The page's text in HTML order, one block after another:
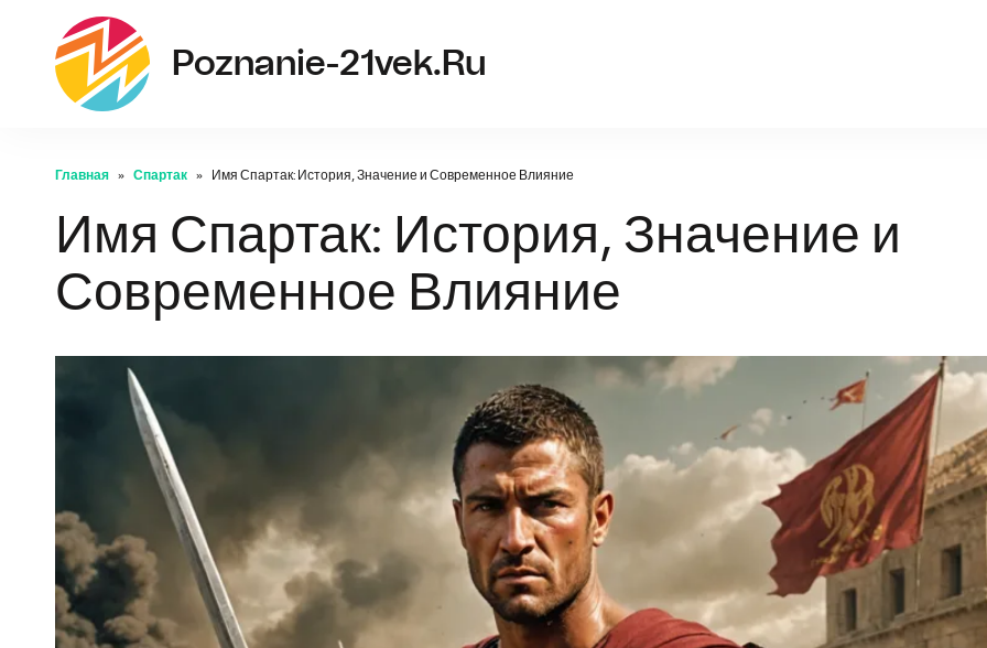
Poznanie-21vek.ru
Главная Спартак Имя Спартак: История, Значение и Современное Влияние
Имя Спартак: История, Значение и
Современное Влияние